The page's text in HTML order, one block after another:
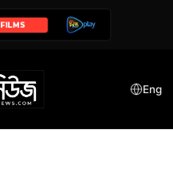
FILMS
Eng